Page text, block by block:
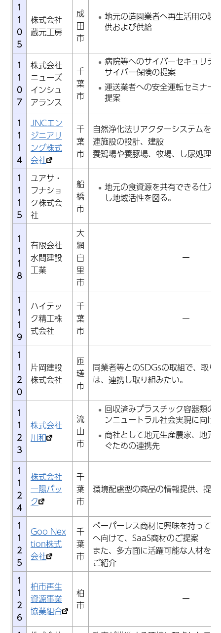
1
1
0
5
株式会社
蔵元工房
成
田
市
地元の造園業者へ再生活用の製
供および供給
1
1
0
7
株式会社
ニューズ
インシュ
アランス
千
葉
市
病院等へのサイバーセキュリテ
サイバー保険の提案
運送業者への安全運転セミナー
提案
1
1
1
4
JNCエン
ジニアリ
ング株式
会社
千
葉
市
自然浄化法リアクターシステムを
連施設の設計、建設
養鶏場や養豚場、牧場、し尿処理
1
1
1
5
ユアサ・
フナショ
ク株式会
社
船
橋
市
地元の食資源を共有できる仕入
し地域活性を図る。
1
1
1
8
有限会社
水間建設
工業
大
網
白
里
市
ー
1
1
1
9
ハイテッ
ク精工株
式会社
千
葉
市
ー
1
1
2
0
片岡建設
株式会社
匝
瑳
市
同業者等とのSDGsの取組で、取り
は、連携し取り組みたい。
1
1
2
3
株式会社
川和
流
山
市
回収済みプラスチック容器類の
ンニュートラル社会実現に向け
商社として地元生産農家、地元
ぐための連携先
1
1
2
4
株式会社
一陽パッ
ク
千
葉
市
環境配慮型の商品の情報提供、提
1
1
2
5
Goo Nex
tion株式
会社
千
葉
市
ペーパーレス商材に興味を持って
へ向けて、SaaS商材のご提案
また、多方面に活躍可能な人材を
ご紹介
1
1
2
6
柏市再生
資源事業
協業組合
柏
市
ー